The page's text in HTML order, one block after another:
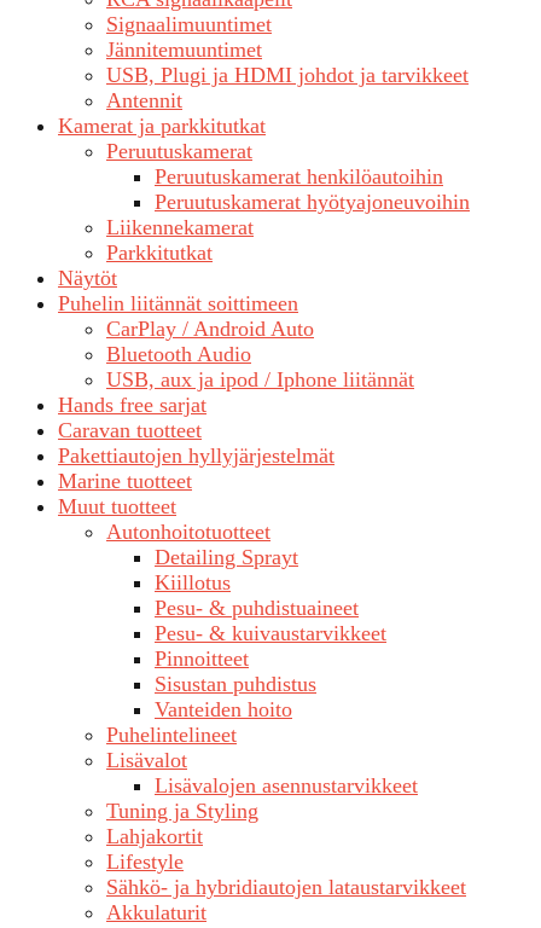
Signaalimuuntimet
Jännitemuuntimet
USB, Plugi ja HDMI johdot ja tarvikkeet
Antennit
Kamerat ja parkkitutkat
Peruutuskamerat
Peruutuskamerat henkilöautoihin
Peruutuskamerat hyötyajoneuvoihin
Liikennekamerat
Parkkitutkat
Näytöt
Puhelin liitännät soittimeen
CarPlay / Android Auto
Bluetooth Audio
USB, aux ja ipod / Iphone liitännät
Hands free sarjat
Caravan tuotteet
Pakettiautojen hyllyjärjestelmät
Marine tuotteet
Muut tuotteet
Autonhoitotuotteet
Detailing Sprayt
Kiillotus
Pesu- & puhdistuaineet
Pesu- & kuivaustarvikkeet
Pinnoitteet
Sisustan puhdistus
Vanteiden hoito
Puhelintelineet
Lisävalot
Lisävalojen asennustarvikkeet
Tuning ja Styling
Lahjakortit
Lifestyle
Sähkö- ja hybridiautojen lataustarvikkeet
Akkulaturit